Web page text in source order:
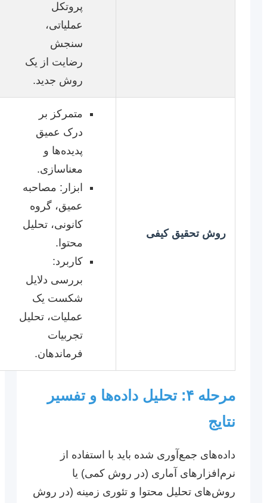
پروتکل
عملیاتی،
سنجش
رضایت از یک
روش جدید.
روش تحقیق کیفی
متمرکز بر
درک عمیق
پدیده‌ها و
معناسازی.
ابزار: مصاحبه
عمیق، گروه
کانونی، تحلیل
محتوا.
کاربرد:
بررسی دلایل
شکست یک
عملیات، تحلیل
تجربیات
فرماندهان.
مرحله ۴: تحلیل داده‌ها و تفسیر
نتایج
داده‌های جمع‌آوری شده باید با استفاده از
نرم‌افزارهای آماری (در روش کمی) یا
روش‌های تحلیل محتوا و تئوری زمینه (در روش